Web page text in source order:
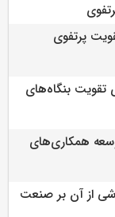
پرتفوی
بنگاه‌های
همکاری‌های
از آن بر صنعت